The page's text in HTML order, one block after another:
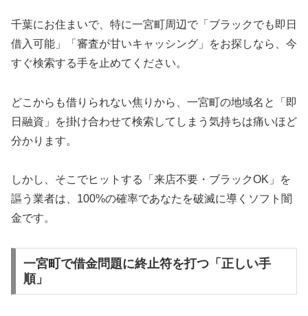
千葉にお住まいで、特に一宮町周辺で「ブラックでも即日
借入可能」「審査が甘いキャッシング」をお探しなら、今
すぐ検索する手を止めてください。
どこからも借りられない焦りから、一宮町の地域名と「即
日融資」を掛け合わせて検索してしまう気持ちは痛いほど
分かります。
しかし、そこでヒットする「来店不要・ブラックOK」を
謳う業者は、100%の確率であなたを破滅に導くソフト闇
金です。
一宮町で借金問題に終止符を打つ「正しい手
順」